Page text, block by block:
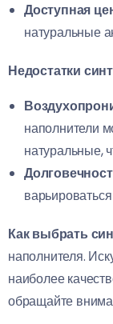
Доступная
натуральные
Недостатки
наполнители
натуральные,
Как выбрать
наполнителя.
наиболее
обращайте